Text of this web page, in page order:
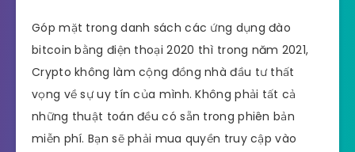
Góp mặt trong danh sách các ứng dụng đào
bitcoin bằng điện thoại 2020 thì trong năm 2021,
Crypto không làm cộng đồng nhà đầu tư thất
vọng về sự uy tín của mình. Không phải tất cả
những thuật toán đều có sẵn trong phiên bản
miễn phí. Bạn sẽ phải mua quyền truy cập vào